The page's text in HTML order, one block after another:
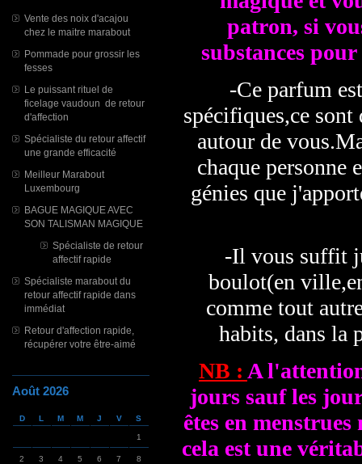
Vente des noix d'acajou
chez le maitre marabout
Pommade pour grossir les
fesses
Le puissant rituel de
ficelage vaudoun de retour
d'affection
Spécialiste du retour affectif
une grande efficacité
Meilleur Marabout
Luxembourg
BAGUE MAGIQUE AVEC
SON TALISMAN MAGIQUE
Spécialiste de retour
affectif rapide
Spécialiste marabout du
retour affectif rapide dans
immédiat
Retour d'affection rapide,
récupérer votre être-aimé
Août 2026
D L M M J V S
1
2 3 4 5 6 7 8
patron, si
substances
-Ce parfum
spécifiques,ce
autour de
chaque personne
génies que
-Il vous suffit
boulot(en
comme tout
habits, dans la
NB : A
jours sauf les
êtes en
cela est une